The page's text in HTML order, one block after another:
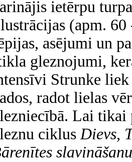
ietērpu
(apm. 60
asējumi un
gleznojumi,
Strunke
radot lielas
Lai
ciklusDievs,